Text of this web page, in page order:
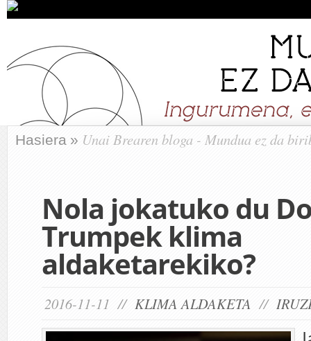
Hasiera » Unai Brearen bloga - Mundua ez da
Nola jokatuko du
Trumpek klima
aldaketarekiko?
2016-11-11 // KLIMA ALDAKETA //